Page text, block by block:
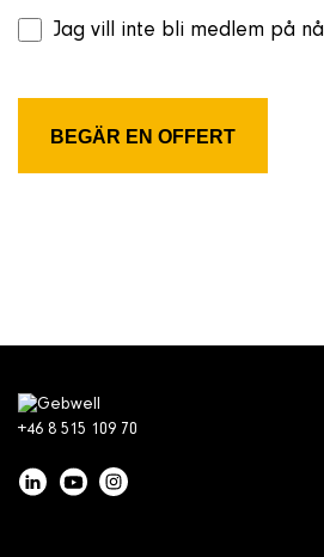
Jag vill inte bli medlem på
+46 8 515 109 70